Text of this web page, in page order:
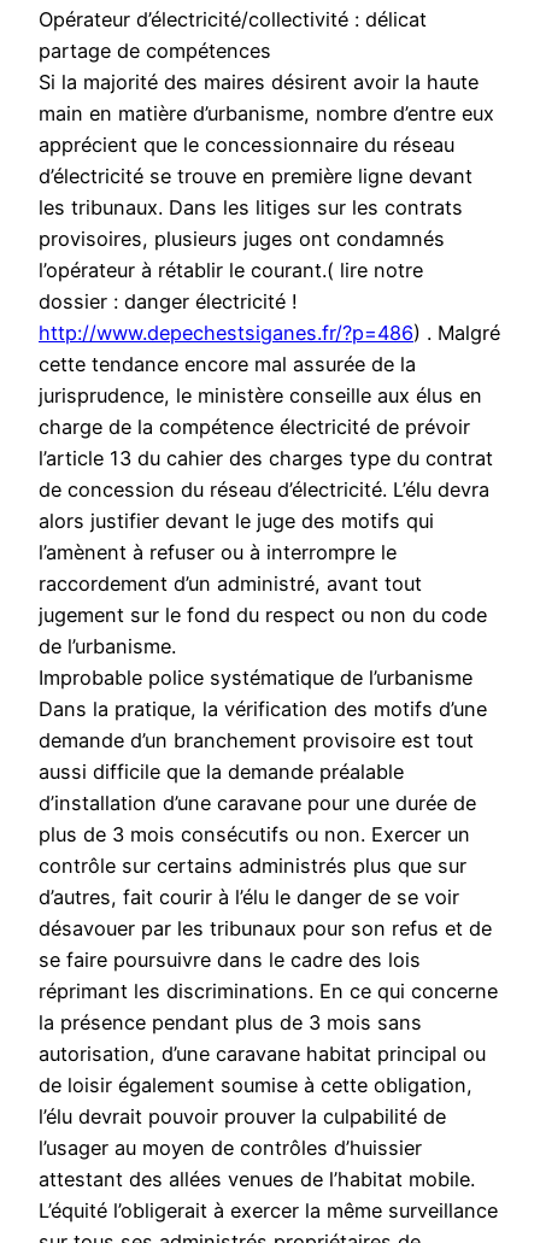
Opérateur d’électricité/collectivité : délicat
partage de compétences
Si la majorité des maires désirent avoir la haute
main en matière d’urbanisme, nombre d’entre eux
apprécient que le concessionnaire du réseau
d’électricité se trouve en première ligne devant
les tribunaux. Dans les litiges sur les contrats
provisoires, plusieurs juges ont condamnés
l’opérateur à rétablir le courant.( lire notre
dossier : danger électricité !
http://www.depechestsiganes.fr/?p=486) . Malgré
cette tendance encore mal assurée de la
jurisprudence, le ministère conseille aux élus en
charge de la compétence électricité de prévoir
l’article 13 du cahier des charges type du contrat
de concession du réseau d’électricité. L’élu devra
alors justifier devant le juge des motifs qui
l’amènent à refuser ou à interrompre le
raccordement d’un administré, avant tout
jugement sur le fond du respect ou non du code
de l’urbanisme.
Improbable police systématique de l’urbanisme
Dans la pratique, la vérification des motifs d’une
demande d’un branchement provisoire est tout
aussi difficile que la demande préalable
d’installation d’une caravane pour une durée de
plus de 3 mois consécutifs ou non. Exercer un
contrôle sur certains administrés plus que sur
d’autres, fait courir à l’élu le danger de se voir
désavouer par les tribunaux pour son refus et de
se faire poursuivre dans le cadre des lois
réprimant les discriminations. En ce qui concerne
la présence pendant plus de 3 mois sans
autorisation, d’une caravane habitat principal ou
de loisir également soumise à cette obligation,
l’élu devrait pouvoir prouver la culpabilité de
l’usager au moyen de contrôles d’huissier
attestant des allées venues de l’habitat mobile.
L’équité l’obligerait à exercer la même surveillance